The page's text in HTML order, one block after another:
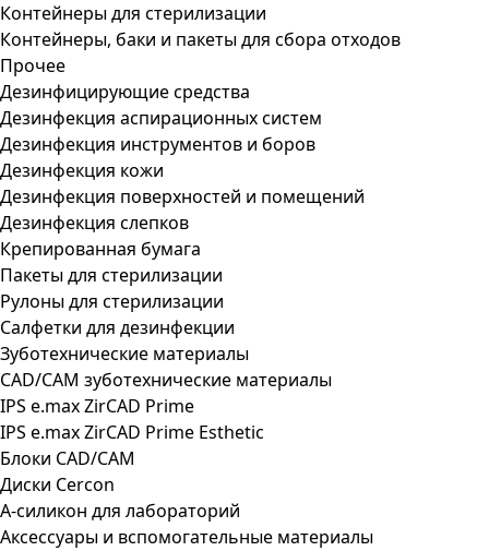
Контейнеры для стерилизации
Контейнеры, баки и пакеты для сбора отходов
Прочее
Дезинфицирующие средства
Дезинфекция аспирационных систем
Дезинфекция инструментов и боров
Дезинфекция кожи
Дезинфекция поверхностей и помещений
Дезинфекция слепков
Крепированная бумага
Пакеты для стерилизации
Рулоны для стерилизации
Салфетки для дезинфекции
Зуботехнические материалы
CAD/CAM зуботехнические материалы
IPS e.max ZirCAD Prime
IPS e.max ZirCAD Prime Esthetic
Блоки CAD/CAM
Диски Cercon
А-силикон для лабораторий
Аксессуары и вспомогательные материалы